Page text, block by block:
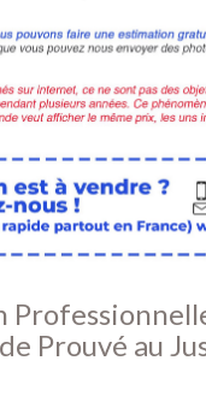
Prouvé au